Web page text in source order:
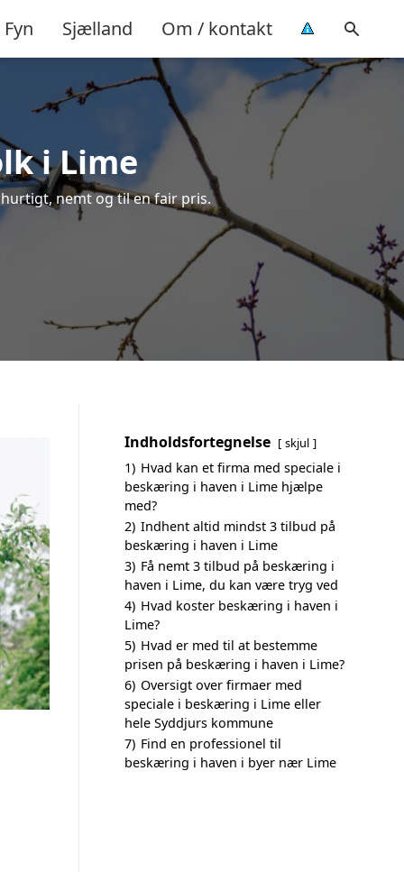
Fyn Sjælland Om / kontakt
i Lime
nemt og til en fair pris.
Indholdsfortegnelse skjul
1) Hvad kan et firma med speciale i
beskæring i haven i Lime hjælpe
med?
2) Indhent altid mindst 3 tilbud på
beskæring i haven i Lime
3) Få nemt 3 tilbud på beskæring i
haven i Lime, du kan være tryg ved
4) Hvad koster beskæring i haven i
Lime?
5) Hvad er med til at bestemme
prisen på beskæring i haven i Lime?
6) Oversigt over firmaer med
speciale i beskæring i Lime eller
hele Syddjurs kommune
7) Find en professionel til
beskæring i haven i byer nær Lime